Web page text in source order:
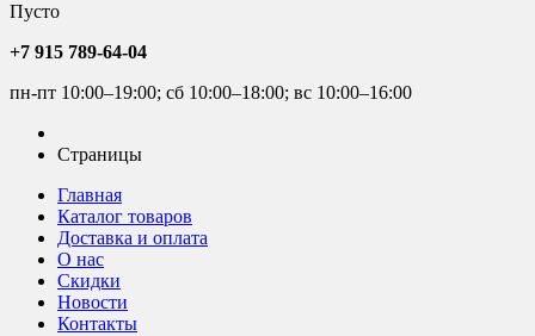
Пусто
+7 915 789-64-04
пн-пт 10:00–19:00; сб 10:00–18:00; вс 10:00–16:00
Страницы
Главная
Каталог товаров
Доставка и оплата
О нас
Скидки
Новости
Контакты